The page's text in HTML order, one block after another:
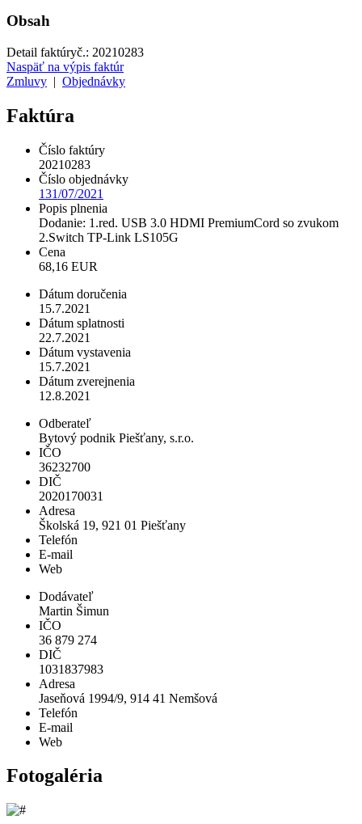
Obsah
Detail faktúryč.: 20210283
Naspäť na výpis faktúr
Zmluvy | Objednávky
Faktúra
Číslo faktúry
20210283
Číslo objednávky
131/07/2021
Popis plnenia
Dodanie: 1.red. USB 3.0 HDMI PremiumCord so zvukom
2.Switch TP-Link LS105G
Cena
68,16 EUR
Dátum doručenia
15.7.2021
Dátum splatnosti
22.7.2021
Dátum vystavenia
15.7.2021
Dátum zverejnenia
12.8.2021
Odberateľ
Bytový podnik Piešťany, s.r.o.
IČO
36232700
DIČ
2020170031
Adresa
Školská 19, 921 01 Piešťany
Telefón
E-mail
Web
Dodávateľ
Martin Šimun
IČO
36 879 274
DIČ
1031837983
Adresa
Jaseňová 1994/9, 914 41 Nemšová
Telefón
E-mail
Web
Fotogaléria